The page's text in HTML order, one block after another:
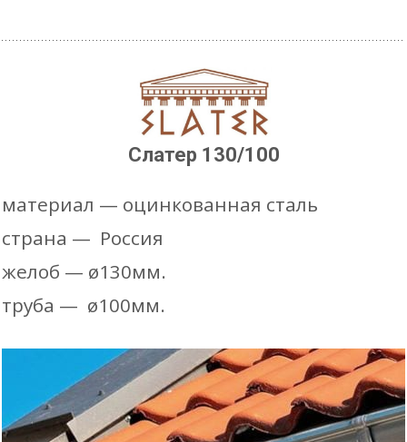
В КОРЗИНУ
150mm Сливное колено трубы
Устанавливается в конце
водосточной трубы
Слатер 130/100
материал — оцинкованная сталь
страна — Россия
желоб — ø130мм.
труба — ø100мм.